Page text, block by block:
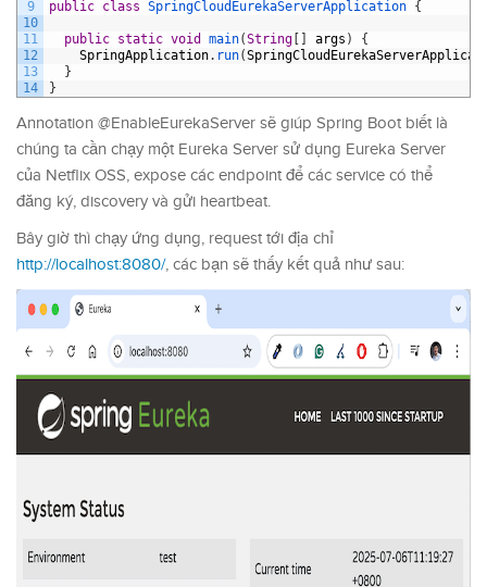
9
10
11
12
13
14
public class SpringCloudEurekaServerApplication {
public static void main(String [ ] args )
{
SpringApplication. run(
}
}
Annotation @EnableEurekaServer sẽ giúp Spring Boot biết là
chúng ta cần chạy một Eureka Server sử dụng Eureka Server
của Netflix OSS, expose các endpoint để các service có thể
đăng ký, discovery và gửi heartbeat.
Bây giờ thì chạy ứng dụng, request tới địa chỉ
http://localhost:8080/, các bạn sẽ thấy kết quả như sau: